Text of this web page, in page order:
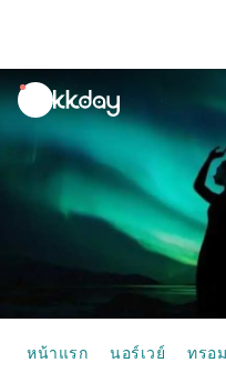
unread
notifications
หน้าแรก นอร์เวย์ ทรอ